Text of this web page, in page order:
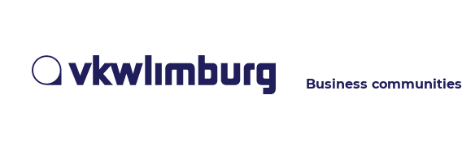
Business communities